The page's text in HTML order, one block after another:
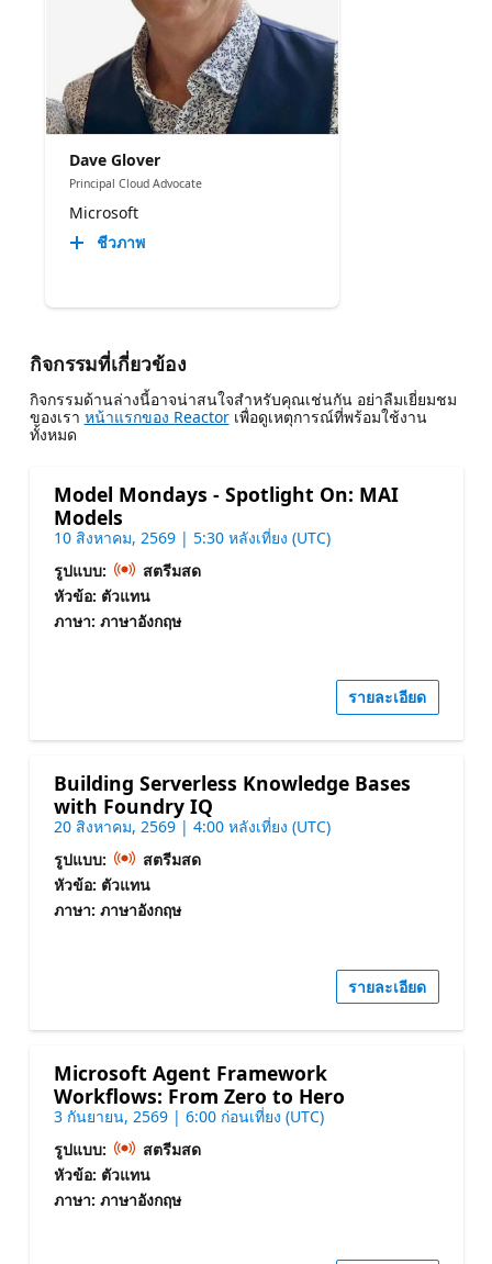
Dave Glover
Principal Cloud Advocate
Microsoft
ชีวภาพ
กิจกรรมที่เกี่ยวข้อง
กิจกรรมด้านล่างนี้อาจน่าสนใจสําหรับคุณเช่นกัน อย่าลืมเยี่ยมชม
ของเรา หน้าแรกของ Reactorเพื่อดูเหตุการณ์ที่พร้อมใช้งาน
ทั้งหมด
Model Mondays - Spotlight On: MAI
Models
10 สิงหาคม, 2569 | 5:30 หลังเที่ยง (UTC)
รูปแบบ:
สตรีมสด
หัวข้อ: ตัวแทน
ภาษา: ภาษาอังกฤษ
รายละเอียด
Building Serverless Knowledge Bases
with Foundry IQ
20 สิงหาคม, 2569 | 4:00 หลังเที่ยง (UTC)
รูปแบบ:
สตรีมสด
หัวข้อ: ตัวแทน
ภาษา: ภาษาอังกฤษ
รายละเอียด
Microsoft Agent Framework
Workflows: From Zero to Hero
3 กันยายน, 2569 | 6:00 ก่อนเที่ยง (UTC)
รูปแบบ:
สตรีมสด
หัวข้อ: ตัวแทน
ภาษา: ภาษาอังกฤษ